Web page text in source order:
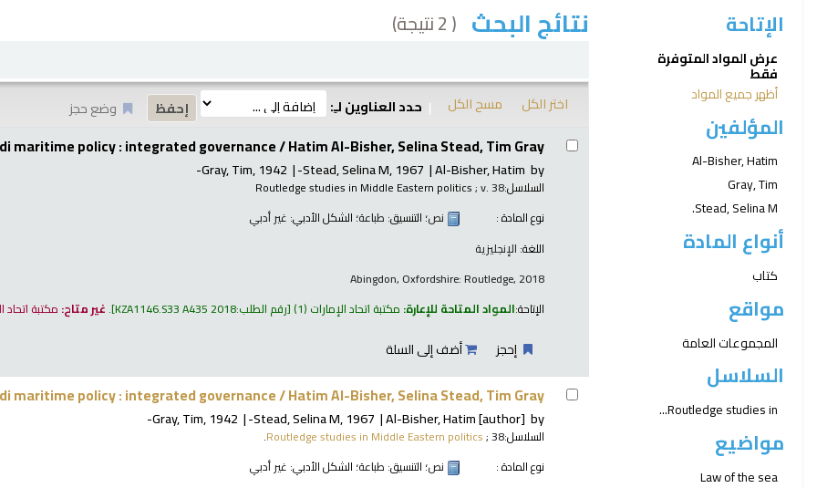
الإتاحة
عرض المواد المتوفرة
فقط
أظهر جميع المواد
المؤلفين
Al-Bisher, Hatim
Gray, Tim
Stead, Selina M.
أنواع المادة
كتاب
مواقع
المجموعات العامة
السلاسل
Routledge studies in...
مواضيع
Law of the sea
نتائج البحث ( 2 نتيجة)
اختر الكل مسح الكل حدد العناوين لـِ: وضع حجز
نتائج maritime policy : integrated governance /Hatim Al-Bisher, Selina Stead, Tim Gray.
by
Al-Bisher, Hatim
Stead, Selina M, 1967-
Gray, Tim, 1942-
السلاسل: Routledge studies in Middle Eastern politics; v. 38
نوع المادة :
نص؛ التنسيق: طباعة؛ الشكل الأدبي: غير أدبي
اللغة: الإنجليزية
Abingdon, Oxfordshire: Routledge, 2018
الإتاحة:المواد المتاحة للإعارة: مكتبة اتحاد الإمارات (1) رقم الطلب:KZA1146.S33 A435 2018
.غير متاح: مكتبة
إحجز أضف إلى السلة
maritime policy : integrated governance /Hatim Al-Bisher, Selina Stead, Tim Gray.
by
Al-Bisher, Hatim[author]
Stead, Selina M, 1967-
Gray, Tim, 1942-
السلاسل: Routledge studies in Middle Eastern politics; 38.
نوع المادة :
نص؛ التنسيق: طباعة؛ الشكل الأدبي: غير أدبي